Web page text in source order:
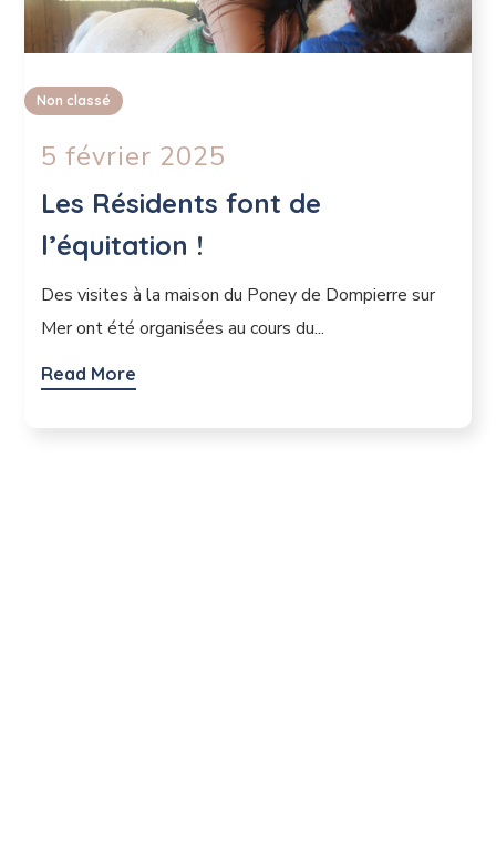
Non classé
5 février 2025
Les Résidents font de
l’équitation !
Des visites à la maison du Poney de Dompierre sur
Mer ont été organisées au cours du...
Read More